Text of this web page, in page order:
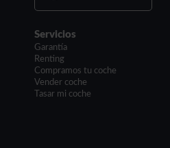
Servicios
Garantía
Renting
Compramos tu coche
Vender coche
Tasar mi coche